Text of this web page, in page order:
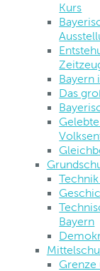
Kurs
Bayern
Das
Bayern
Grenze